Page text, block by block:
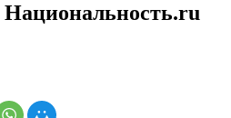
Национальность.ru